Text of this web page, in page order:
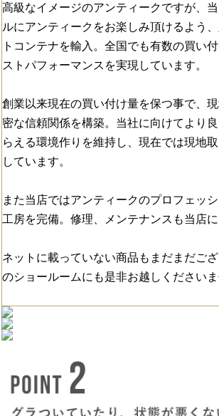
高級なイメージのアンティークですが、
ルにアンティークをお楽しみ頂けるよう
トコンテナを輸入。全国でも有数の買い
ストパフォーマンスを実現しています。
創業以来現在の買い付け量を保つ事で、
密な信頼関係を構築。当社に向けてより
らえる環境作りを維持し、現在では現地
しています。
また当店ではアンティークのプロフェッ
工房を完備。修理、メンテナンスも当店に
ネットに載っていない商品もまだまだご
のショールームにも是非お越しくださいま